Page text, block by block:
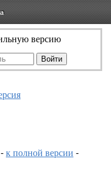
версию
-к полной версии -